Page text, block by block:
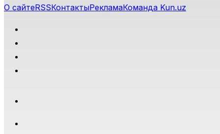
О сайтеRSSКонтактыРекламаКоманда Kun.uz